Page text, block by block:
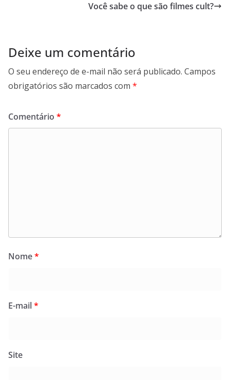
Você sabe o que são filmes cult?
Deixe um comentário
O seu endereço de e-mail não será publicado. Campos
obrigatórios são marcados com *
Comentário *
Nome*
E-mail*
Site